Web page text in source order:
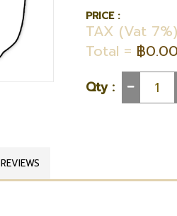
PRICE :
TAX (Vat
Total = ฿0.00
Qty :
REVIEWS